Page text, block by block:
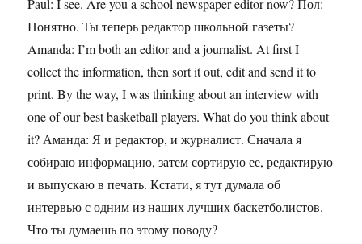
Paul: I see. Are you a school newspaper editor now? Пол:
Понятно. Ты теперь редактор школьной газеты?
Amanda: I’m both an editor and a journalist. At first I
collect the information, then sort it out, edit and send it to
print. By the way, I was thinking about an interview with
one of our best basketball players. What do you think about
it? Аманда: Я и редактор, и журналист. Сначала я
собираю информацию, затем сортирую ее, редактирую
и выпускаю в печать. Кстати, я тут думала об
интервью с одним из наших лучших баскетболистов.
Что ты думаешь по этому поводу?